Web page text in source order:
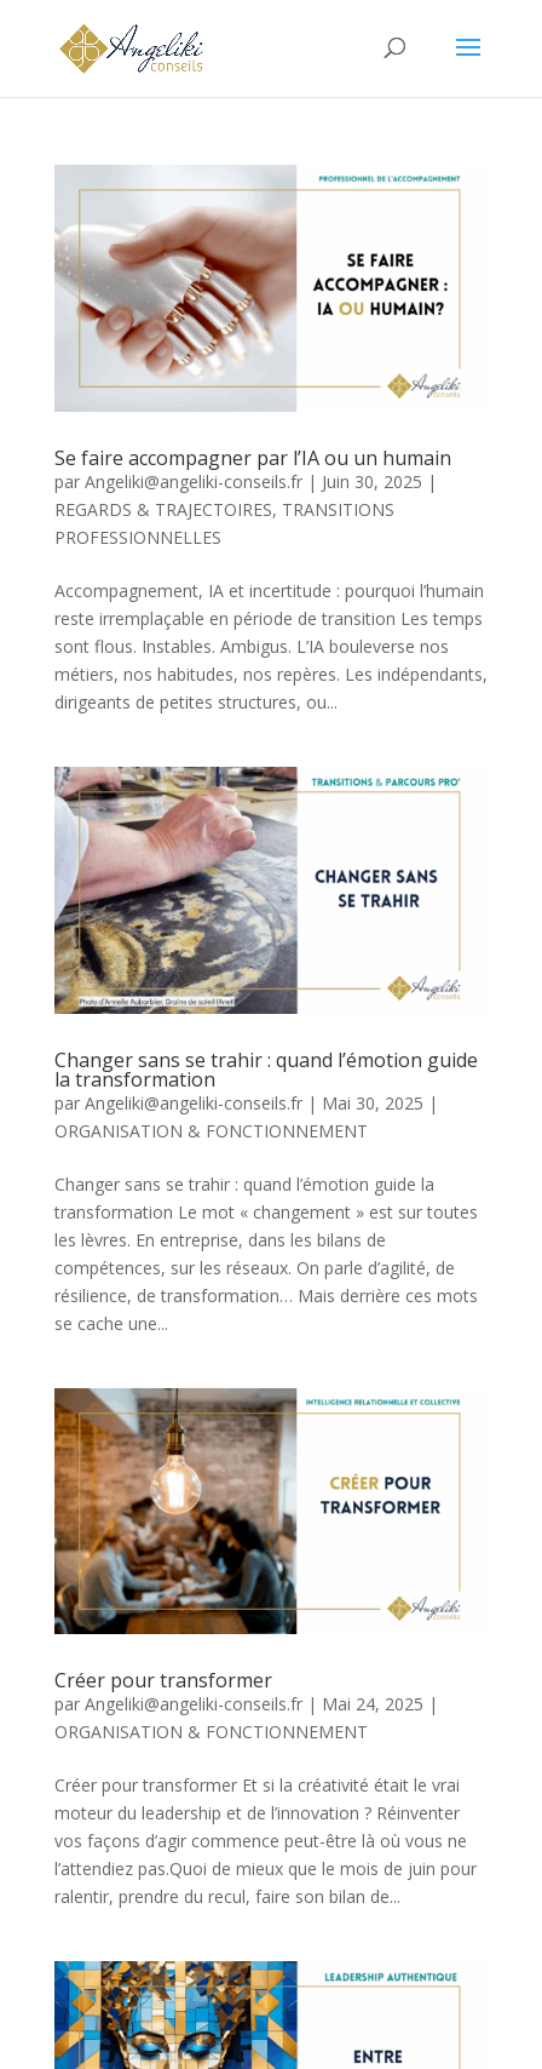
Se faire accompagner par l’IA ou un humain
par Angeliki@angeliki-conseils.fr| Juin 30, 2025 |
REGARDS & TRAJECTOIRES, TRANSITIONS
PROFESSIONNELLES
Accompagnement, IA et incertitude : pourquoi l’humain
reste irremplaçable en période de transition Les temps
sont flous. Instables. Ambigus. L’IA bouleverse nos
métiers, nos habitudes, nos repères. Les indépendants,
dirigeants de petites structures, ou...
Changer sans se trahir : quand l’émotion guide
la transformation
par Angeliki@angeliki-conseils.fr| Mai 30, 2025 |
ORGANISATION & FONCTIONNEMENT
Changer sans se trahir : quand l’émotion guide la
transformation Le mot « changement » est sur toutes
les lèvres. En entreprise, dans les bilans de
compétences, sur les réseaux. On parle d’agilité, de
résilience, de transformation… Mais derrière ces mots
se cache une...
Créer pour transformer
par Angeliki@angeliki-conseils.fr| Mai 24, 2025 |
ORGANISATION & FONCTIONNEMENT
Créer pour transformer Et si la créativité était le vrai
moteur du leadership et de l’innovation ? Réinventer
vos façons d’agir commence peut-être là où vous ne
l’attendiez pas.Quoi de mieux que le mois de juin pour
ralentir, prendre du recul, faire son bilan de...